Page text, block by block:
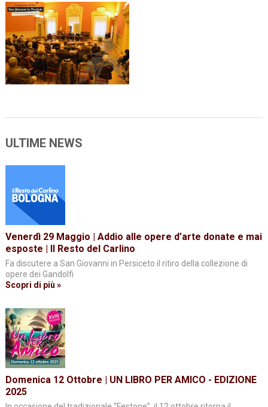
ULTIME NEWS
Venerdì 29 Maggio | Addio alle opere d’arte donate e mai
esposte | Il Resto del Carlino
Fa discutere a San Giovanni in Persiceto il ritiro della collezione di
opere dei Gandolfi
Scopri di più »
Domenica 12 Ottobre | UN LIBRO PER AMICO - EDIZIONE
2025